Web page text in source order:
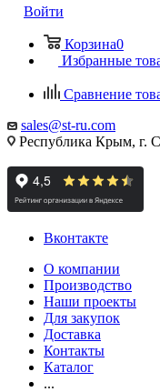
Войти
Корзина0
Избранные
Сравнение
sales@st-ru.com
Республика Крым, г.
Вконтакте
О компании
Производство
Наши проекты
Для закупок
Доставка
Контакты
Каталог
...